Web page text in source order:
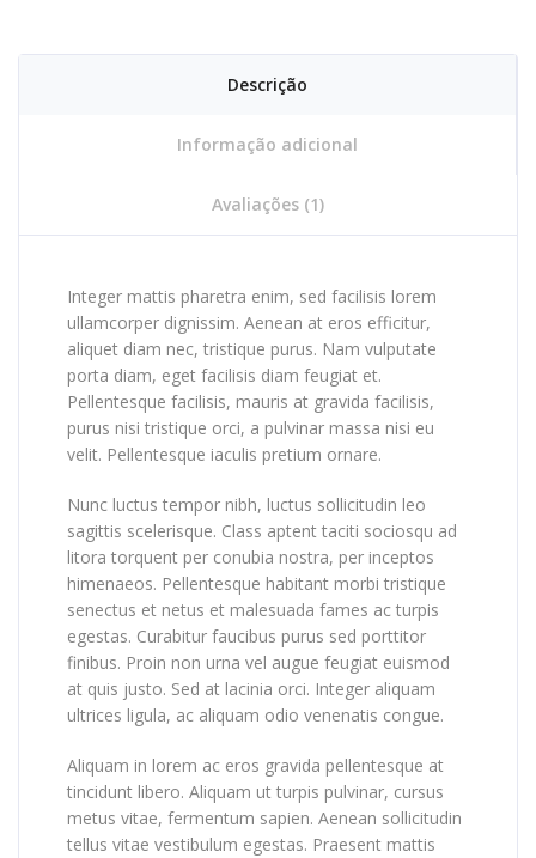
Descrição
Informação adicional
Avaliações (1)
Integer mattis pharetra enim, sed facilisis lorem
ullamcorper dignissim. Aenean at eros efficitur,
aliquet diam nec, tristique purus. Nam vulputate
porta diam, eget facilisis diam feugiat et.
Pellentesque facilisis, mauris at gravida facilisis,
purus nisi tristique orci, a pulvinar massa nisi eu
velit. Pellentesque iaculis pretium ornare.
Nunc luctus tempor nibh, luctus sollicitudin leo
sagittis scelerisque. Class aptent taciti sociosqu ad
litora torquent per conubia nostra, per inceptos
himenaeos. Pellentesque habitant morbi tristique
senectus et netus et malesuada fames ac turpis
egestas. Curabitur faucibus purus sed porttitor
finibus. Proin non urna vel augue feugiat euismod
at quis justo. Sed at lacinia orci. Integer aliquam
ultrices ligula, ac aliquam odio venenatis congue.
Aliquam in lorem ac eros gravida pellentesque at
tincidunt libero. Aliquam ut turpis pulvinar, cursus
metus vitae, fermentum sapien. Aenean sollicitudin
tellus vitae vestibulum egestas. Praesent mattis